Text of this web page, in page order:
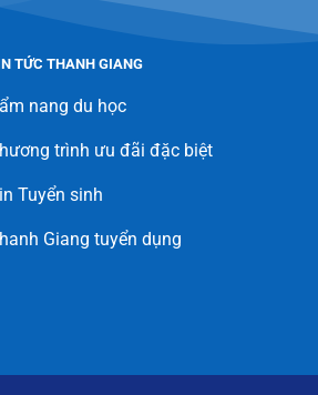
TỨC THANH GIANG
nang du học
trình ưu đãi đặc biệt
Tuyển sinh
Giang tuyển dụng